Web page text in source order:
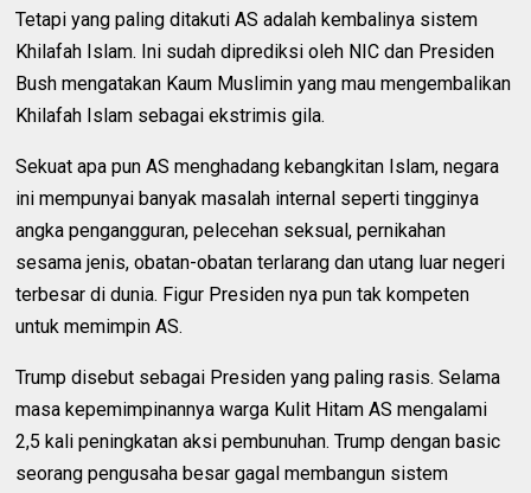
Tetapi yang paling ditakuti AS adalah kembalinya sistem
Khilafah Islam. Ini sudah diprediksi oleh NIC dan Presiden
Bush mengatakan Kaum Muslimin yang mau mengembalikan
Khilafah Islam sebagai ekstrimis gila.
Sekuat apa pun AS menghadang kebangkitan Islam, negara
ini mempunyai banyak masalah internal seperti tingginya
angka pengangguran, pelecehan seksual, pernikahan
sesama jenis, obatan-obatan terlarang dan utang luar negeri
terbesar di dunia. Figur Presiden nya pun tak kompeten
untuk memimpin AS.
Trump disebut sebagai Presiden yang paling rasis. Selama
masa kepemimpinannya warga Kulit Hitam AS mengalami
2,5 kali peningkatan aksi pembunuhan. Trump dengan basic
seorang pengusaha besar gagal membangun sistem